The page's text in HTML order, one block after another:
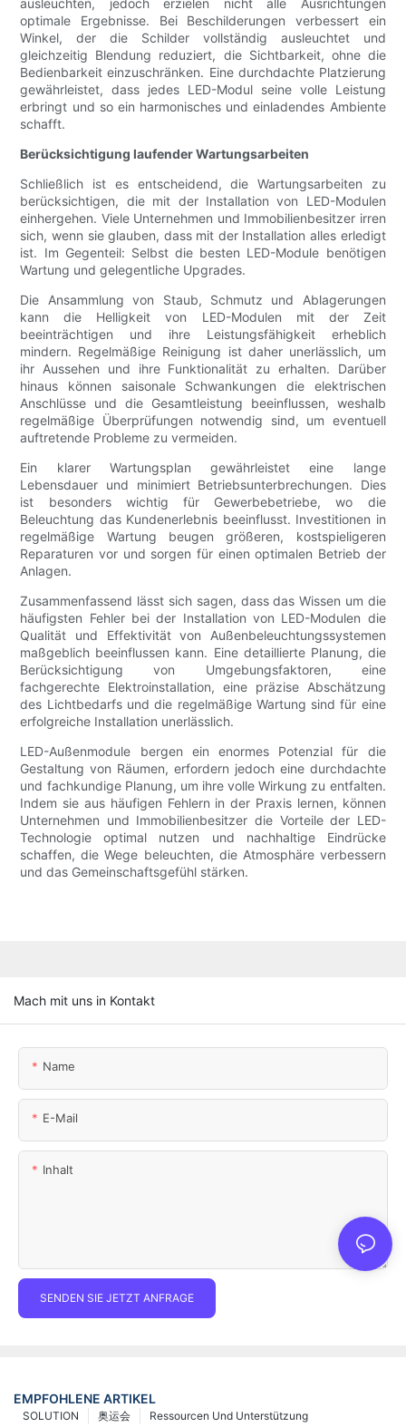
ausleuchten, jedoch erzielen nicht alle Ausrichtungen
optimale Ergebnisse. Bei Beschilderungen verbessert ein
Winkel, der die Schilder vollständig ausleuchtet und
gleichzeitig Blendung reduziert, die Sichtbarkeit, ohne die
Bedienbarkeit einzuschränken. Eine durchdachte Platzierung
gewährleistet, dass jedes LED-Modul seine volle Leistung
erbringt und so ein harmonisches und einladendes Ambiente
schafft.
Berücksichtigung laufender Wartungsarbeiten
Schließlich ist es entscheidend, die Wartungsarbeiten zu
berücksichtigen, die mit der Installation von LED-Modulen
einhergehen. Viele Unternehmen und Immobilienbesitzer irren
sich, wenn sie glauben, dass mit der Installation alles erledigt
ist. Im Gegenteil: Selbst die besten LED-Module benötigen
Wartung und gelegentliche Upgrades.
Die Ansammlung von Staub, Schmutz und Ablagerungen
kann die Helligkeit von LED-Modulen mit der Zeit
beeinträchtigen und ihre Leistungsfähigkeit erheblich
mindern. Regelmäßige Reinigung ist daher unerlässlich, um
ihr Aussehen und ihre Funktionalität zu erhalten. Darüber
hinaus können saisonale Schwankungen die elektrischen
Anschlüsse und die Gesamtleistung beeinflussen, weshalb
regelmäßige Überprüfungen notwendig sind, um eventuell
auftretende Probleme zu vermeiden.
Ein klarer Wartungsplan gewährleistet eine lange
Lebensdauer und minimiert Betriebsunterbrechungen. Dies
ist besonders wichtig für Gewerbebetriebe, wo die
Beleuchtung das Kundenerlebnis beeinflusst. Investitionen in
regelmäßige Wartung beugen größeren, kostspieligeren
Reparaturen vor und sorgen für einen optimalen Betrieb der
Anlagen.
Zusammenfassend lässt sich sagen, dass das Wissen um die
häufigsten Fehler bei der Installation von LED-Modulen die
Qualität und Effektivität von Außenbeleuchtungssystemen
maßgeblich beeinflussen kann. Eine detaillierte Planung, die
Berücksichtigung von Umgebungsfaktoren, eine
fachgerechte Elektroinstallation, eine präzise Abschätzung
des Lichtbedarfs und die regelmäßige Wartung sind für eine
erfolgreiche Installation unerlässlich.
LED-Außenmodule bergen ein enormes Potenzial für die
Gestaltung von Räumen, erfordern jedoch eine durchdachte
und fachkundige Planung, um ihre volle Wirkung zu entfalten.
Indem sie aus häufigen Fehlern in der Praxis lernen, können
Unternehmen und Immobilienbesitzer die Vorteile der LED-
Technologie optimal nutzen und nachhaltige Eindrücke
schaffen, die Wege beleuchten, die Atmosphäre verbessern
und das Gemeinschaftsgefühl stärken.
Mach mit uns in Kontakt
Name
E-Mail
Inhalt
SENDEN SIE JETZT ANFRAGE
EMPFOHLENE ARTIKEL
Ressourcen Und Unterstützung
奥运会
SOLUTION